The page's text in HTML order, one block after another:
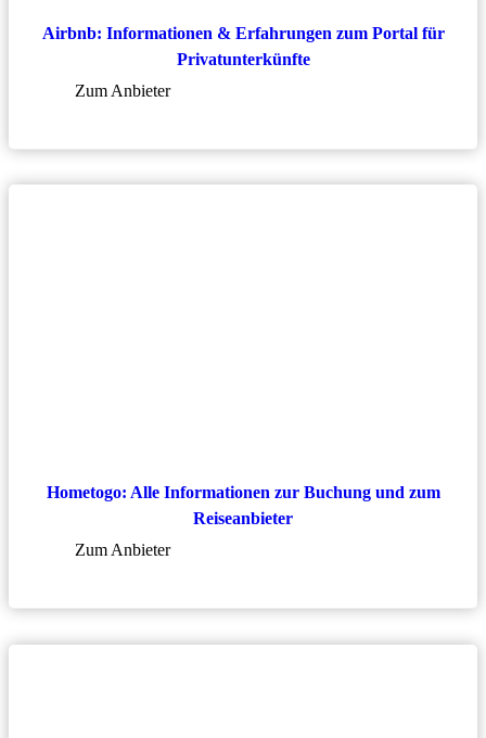
Airbnb: Informationen & Erfahrungen zum Portal für
Privatunterkünfte
Zum Anbieter
Hometogo: Alle Informationen zur Buchung und zum
Reiseanbieter
Zum Anbieter